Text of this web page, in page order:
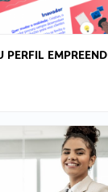
PERFIL